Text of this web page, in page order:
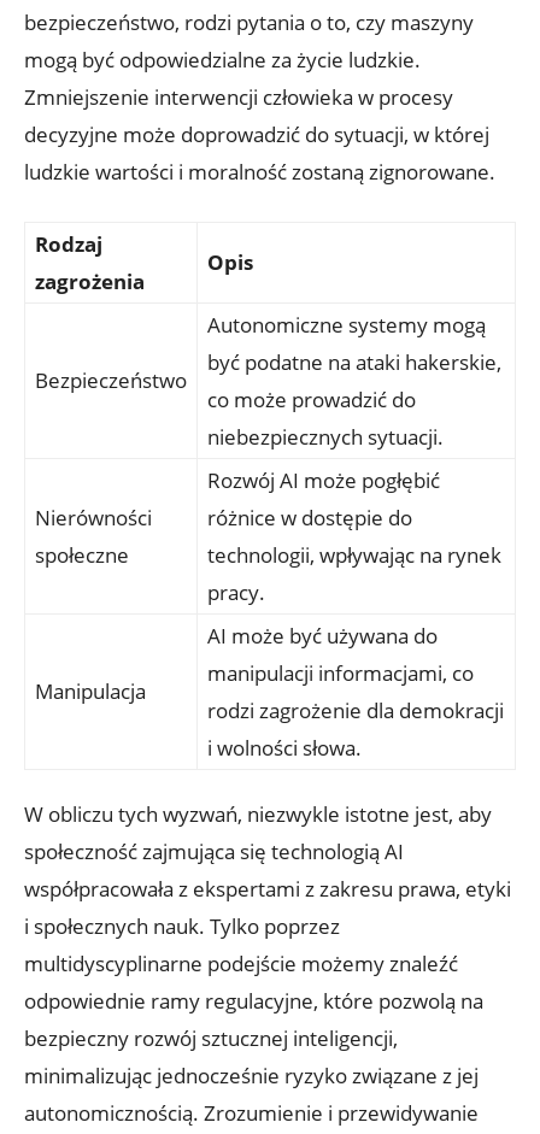
bezpieczeństwo, rodzi pytania o to, czy⁤ maszyny
mogą być odpowiedzialne za życie ludzkie.
Zmniejszenie interwencji człowieka w procesy
decyzyjne ⁣może doprowadzić do sytuacji, w której
ludzkie wartości i moralność zostaną zignorowane.
Rodzaj
zagrożenia
Opis
Bezpieczeństwo
Autonomiczne systemy mogą
być podatne na ataki hakerskie,
co ⁣może prowadzić do
⁢niebezpiecznych sytuacji.
Nierówności
społeczne
Rozwój AI może pogłębić
różnice w ⁣dostępie do
technologii, wpływając na rynek
pracy.
Manipulacja
AI może być ‌używana do
manipulacji informacjami, co
rodzi zagrożenie dla demokracji
i wolności słowa.
W obliczu tych wyzwań, niezwykle istotne jest, aby
społeczność⁢ zajmująca się ‍technologią AI
współpracowała z ekspertami z zakresu prawa, etyki
i ‌społecznych nauk.⁢ Tylko ⁤poprzez
multidyscyplinarne podejście‌ możemy znaleźć
odpowiednie ramy regulacyjne, które pozwolą ‌na
bezpieczny⁢ rozwój sztucznej inteligencji,
minimalizując ⁣jednocześnie ryzyko związane z jej
autonomicznością.‌ Zrozumienie i przewidywanie